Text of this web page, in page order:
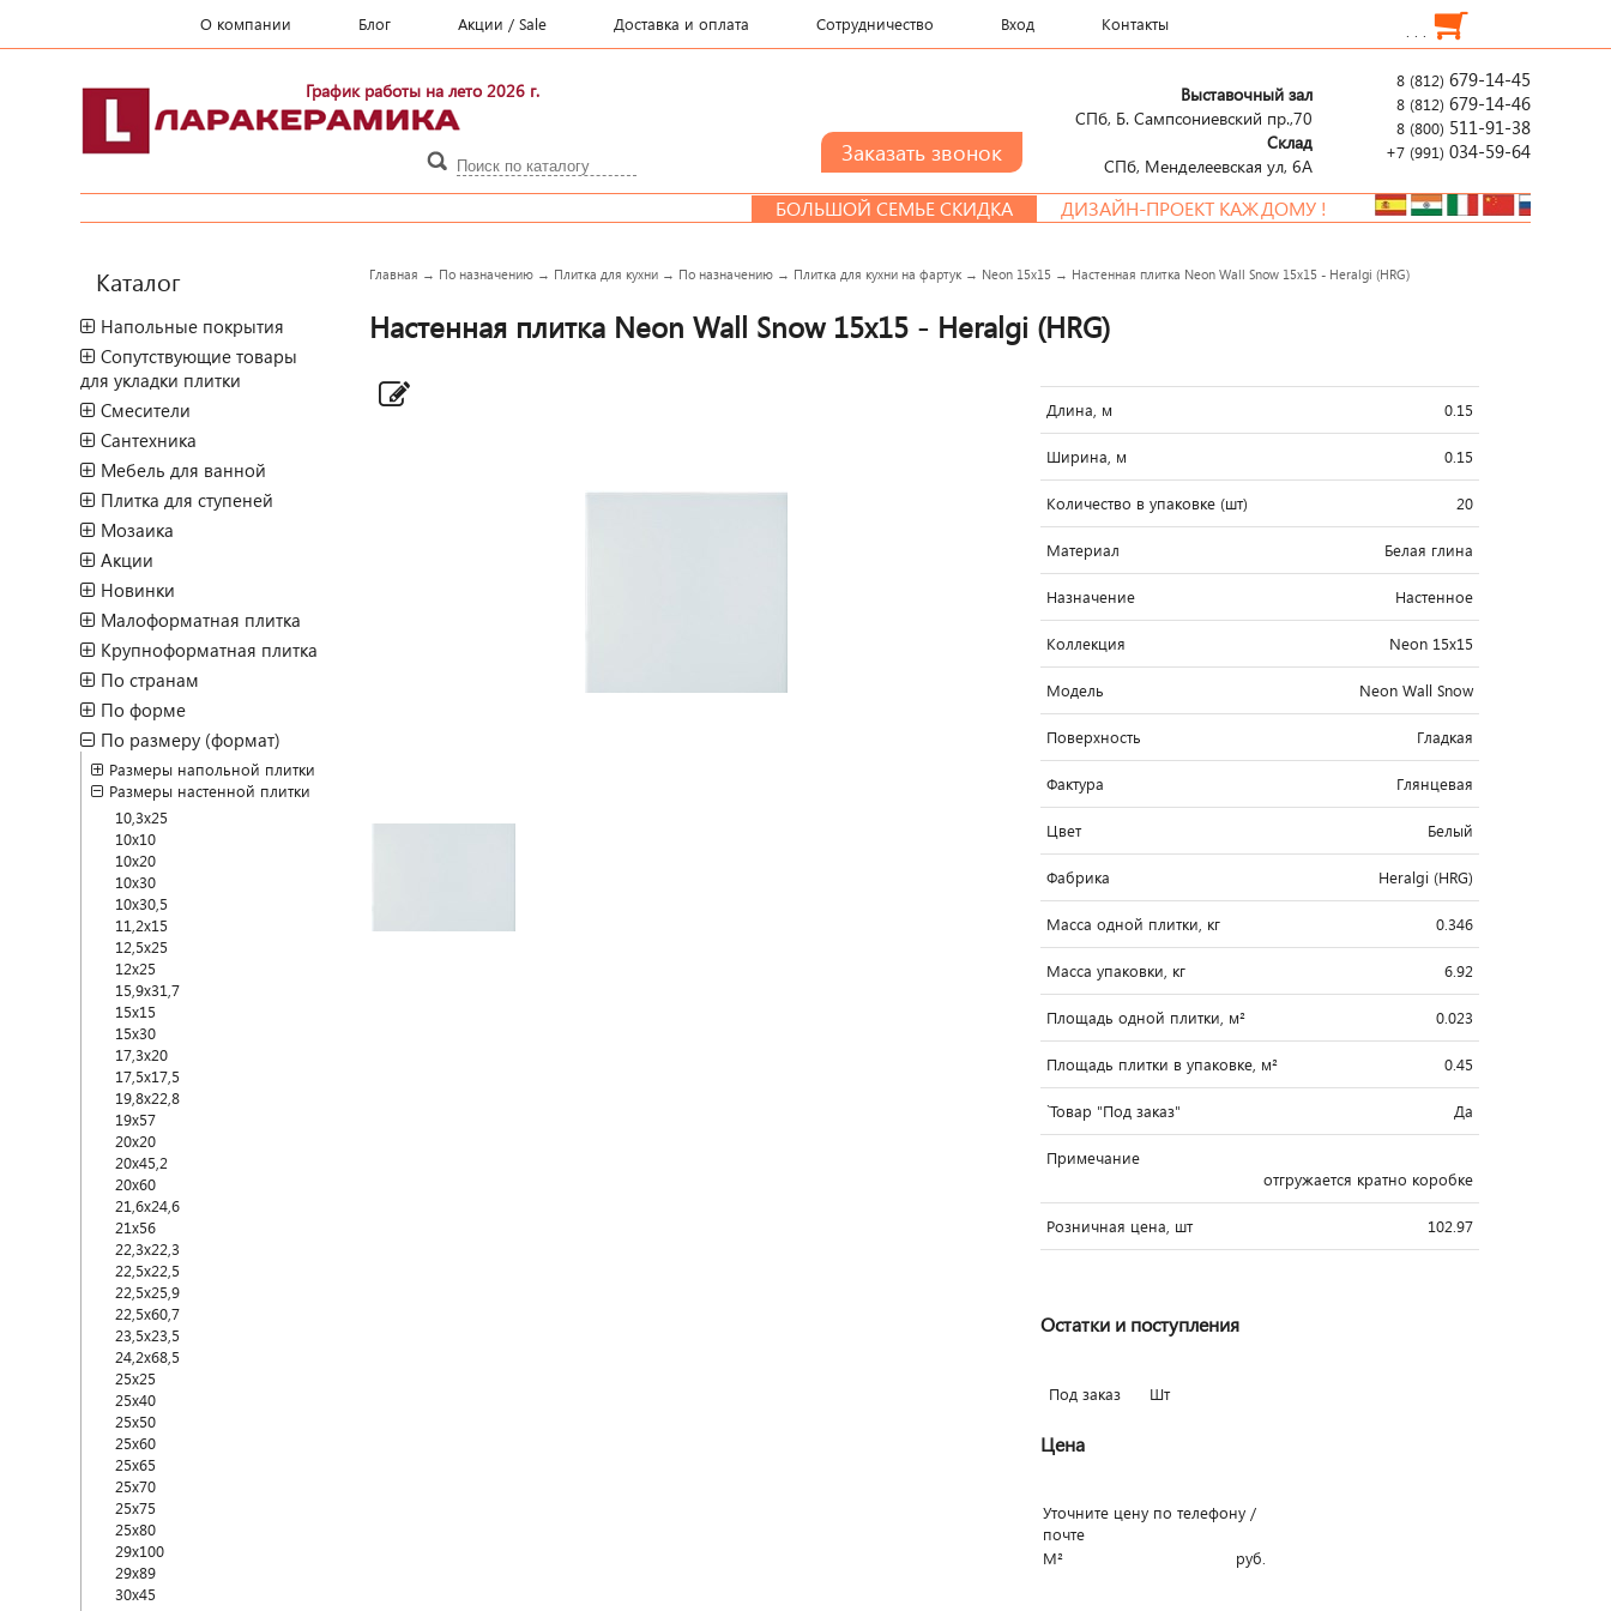
О компании Блог Акции / Sale Доставка и оплата Сотрудничество Вход Контакты . . .
График работы на лето 2026 г. 8 (812) 679-14-45
8 (812) 679-14-46
8 (800) 511-91-38
+7 (991) 034-59-64
Выставочный зал
СПб, Б. Сампсониевский пр.,70
Склад
СПб, Менделеевcкая ул, 6А
БОЛЬШОЙ СЕМЬЕ СКИДКА ДИЗАЙН-ПРОЕКТ КАЖДОМУ !
Каталог
Напольные покрытия
Сопутствующие товары
для укладки плитки
Смесители
Сантехника
Мебель для ванной
Плитка для ступеней
Мозаика
Акции
Новинки
Малоформатная плитка
Крупноформатная плитка
По странам
По форме
По размеру (формат)
Размеры напольной плитки
Размеры настенной плитки
10,3x25
10x10
10x20
10x30
10x30,5
11,2x15
12,5x25
12x25
15,9x31,7
15x15
15x30
17,3x20
17,5x17,5
19,8x22,8
19x57
20x20
20x45,2
20x60
21,6x24,6
21x56
22,3x22,3
22,5x22,5
22,5x25,9
22,5x60,7
23,5x23,5
24,2x68,5
25x25
25x40
25x50
25x60
25x65
25x70
25x75
25x80
29x100
29x89
30x45
Главная → По назначению → Плитка для кухни → По назначению → Плитка для кухни на фартук → Neon 15x15 → Настенная плитка Neon Wall Snow 15x15 - Heralgi (HRG)
Настенная плитка Neon Wall Snow 15x15 - Heralgi (HRG)
Длина, м 0.15
Ширина, м 0.15
Количество в упаковке (шт) 20
Материал Белая глина
Назначение Настенное
Коллекция Neon 15x15
Модель Neon Wall Snow
Поверхность Гладкая
Фактура Глянцевая
Цвет Белый
Фабрика Heralgi (HRG)
Масса одной плитки, кг 0.346
Масса упаковки, кг 6.92
Площадь одной плитки, м² 0.023
Площадь плитки в упаковке, м² 0.45
`Товар "Под заказ" Да
Примечание
отгружается кратно коробке
Розничная цена, шт 102.97
Остатки и поступления
Под заказ Шт
Цена
Уточните цену по телефону /
почте
М²
руб.